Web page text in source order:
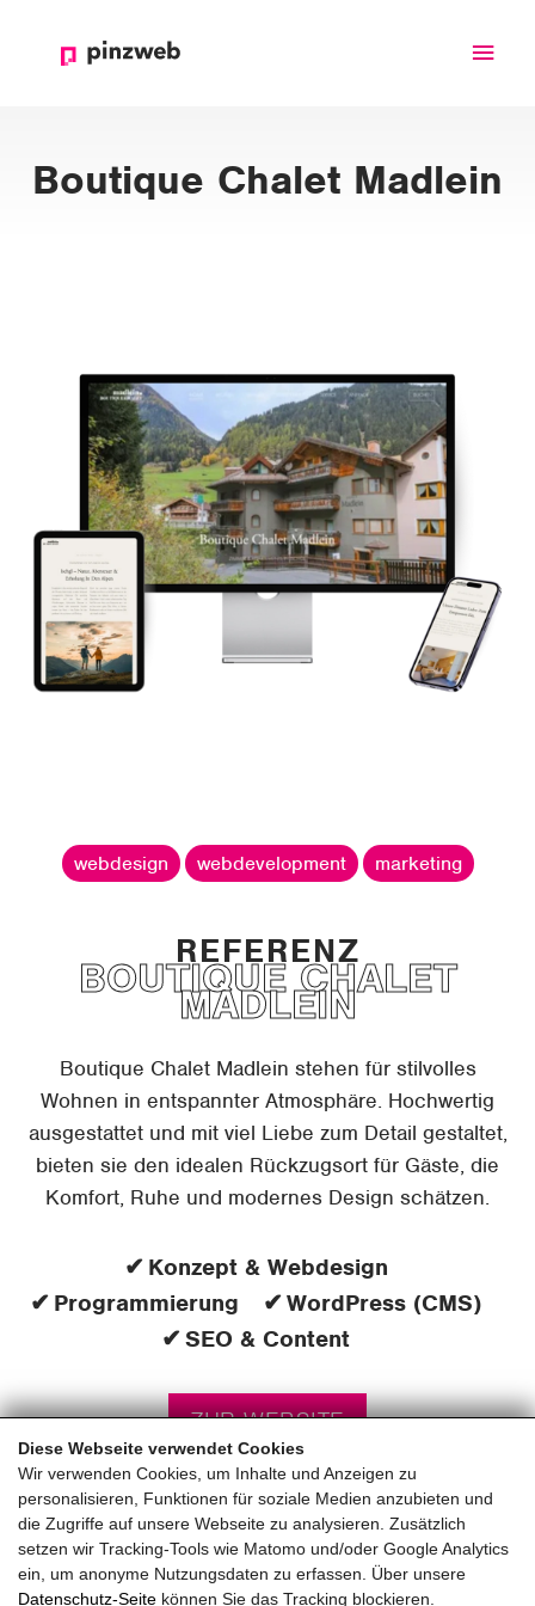
Diese Webseite verwendet Cookies
Wir verwenden Cookies, um Inhalte und Anzeigen zu
personalisieren, Funktionen für soziale Medien anzubieten und
die Zugriffe auf unsere Webseite zu analysieren. Zusätzlich
setzen wir Tracking-Tools wie Matomo und/oder Google Analytics
ein, um anonyme Nutzungsdaten zu erfassen. Über unsere
Datenschutz-Seite können Sie das Tracking blockieren.
Boutique Chalet Madlein
webdesign webdevelopment marketing
BOUTIQUE CHALET
MADLEIN
Boutique Chalet Madlein stehen für stilvolles
Wohnen in entspannter Atmosphäre. Hochwertig
ausgestattet und mit viel Liebe zum Detail gestaltet,
bieten sie den idealen Rückzugsort für Gäste, die
Komfort, Ruhe und modernes Design schätzen.
Konzept & Webdesign
Programmierung
WordPress (CMS)
SEO & Content
ZUR WEBSITE
pinzweb.at GmbH & Co KG